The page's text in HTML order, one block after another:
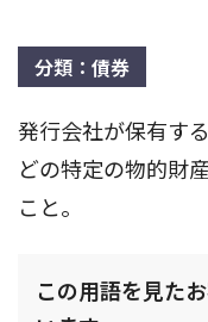
分類：債券
発行会社が保有す
どの特定の物的財
こと。
この用語を見た